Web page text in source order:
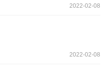
2022-02-08
2022-02-08